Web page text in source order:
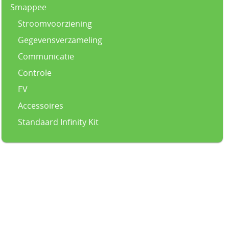
Smappee
Stroomvoorziening
Gegevensverzameling
Communicatie
Controle
EV
Accessoires
Standaard Infinity Kit